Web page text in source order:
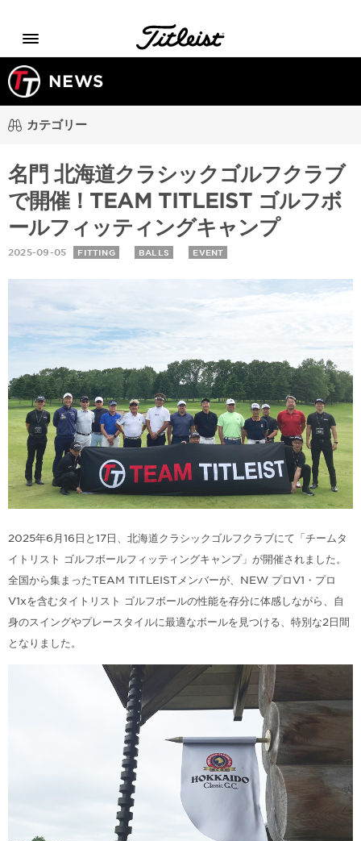
Menu
NEWS
カテゴリー
名門 北海道クラシックゴルフクラブ
で開催！TEAM TITLEIST ゴルフボ
ールフィッティングキャンプ
2025-09-05 FITTING BALLS EVENT
2025年6月16日と17日、北海道クラシックゴルフクラブにて「チームタ
イトリスト ゴルフボールフィッティングキャンプ」が開催されました。
全国から集まったTEAM TITLEISTメンバーが、NEW プロV1・プロ
V1xを含むタイトリスト ゴルフボールの性能を存分に体感しながら、自
身のスイングやプレースタイルに最適なボールを見つける、特別な2日間
となりました。